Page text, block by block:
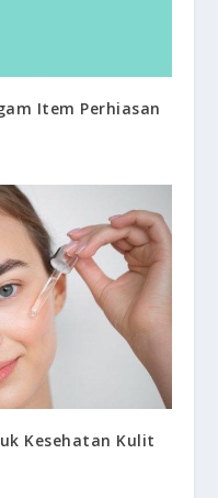
Item Perhiasan
Kesehatan Kulit